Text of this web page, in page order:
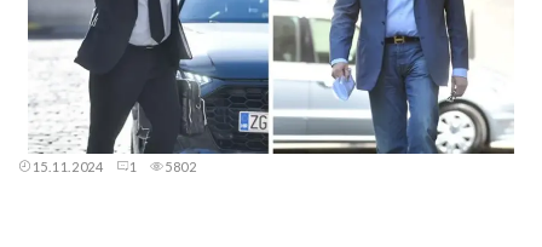
15.11.2024 1 5802